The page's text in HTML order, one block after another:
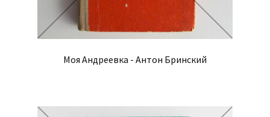
Моя Андреевка - Антон Бринский